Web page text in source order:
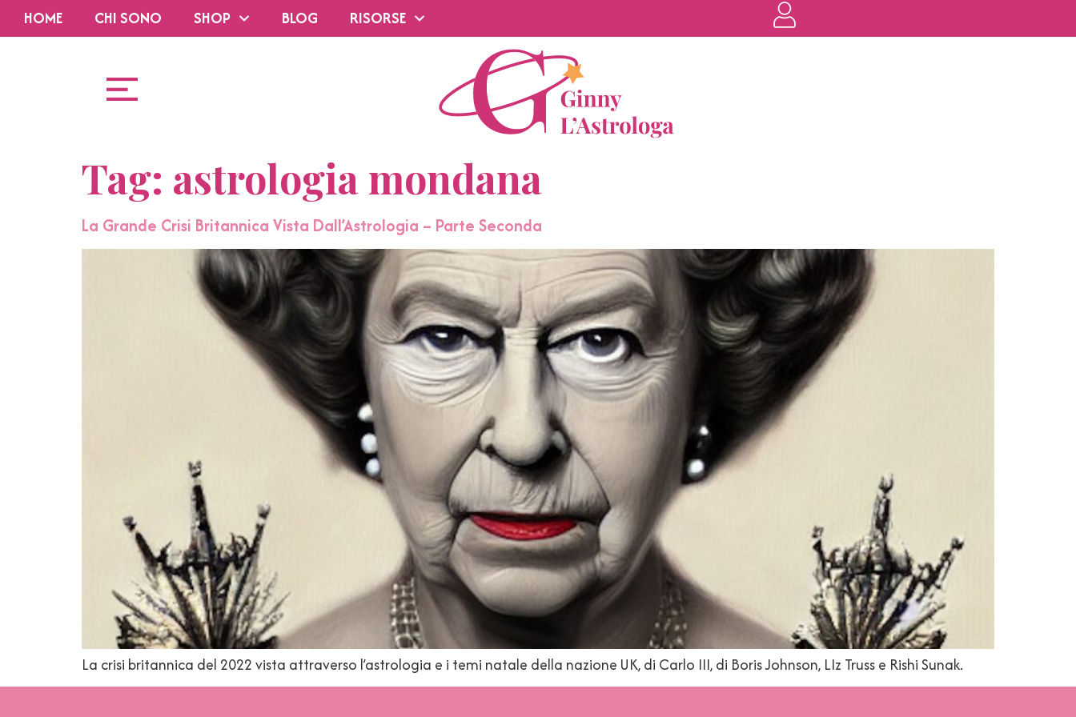
HOME CHI SONO SHOP BLOG RISORSE
Tag: astrologia mondana
La Grande Crisi Britannica Vista Dall’Astrologia – Parte Seconda
La crisi britannica del 2022 vista attraverso l’astrologia e i temi natale della nazione UK, di Carlo III, di Boris Johnson, LIz Truss e Rishi Sunak.